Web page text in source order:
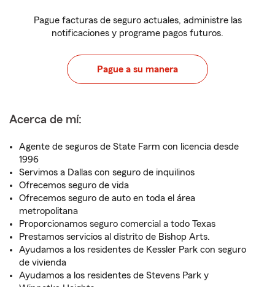
Pague facturas de seguro actuales, administre las
notificaciones y programe pagos futuros.
Pague a su manera
Acerca de mí:
Agente de seguros de State Farm con licencia desde
1996
Servimos a Dallas con seguro de inquilinos
Ofrecemos seguro de vida
Ofrecemos seguro de auto en toda el área
metropolitana
Proporcionamos seguro comercial a todo Texas
Prestamos servicios al distrito de Bishop Arts.
Ayudamos a los residentes de Kessler Park con seguro
de vivienda
Ayudamos a los residentes de Stevens Park y